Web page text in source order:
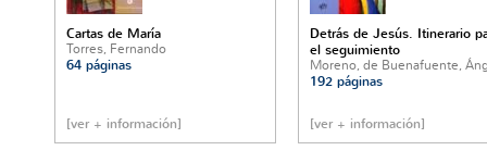
Cartas de María
Torres, Fernando
64 páginas
[ver + información]
Detrás de Jesús. Itinerario
el seguimiento
Moreno, de Buenafuente,
192 páginas
[ver + información]